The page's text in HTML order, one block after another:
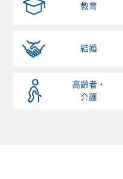
教育
結婚
高齢者・
介護